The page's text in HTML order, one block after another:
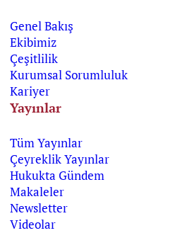
Genel Bakış
Ekibimiz
Çeşitlilik
Kurumsal Sorumluluk
Kariyer
Yayınlar
Tüm Yayınlar
Çeyreklik Yayınlar
Hukukta Gündem
Makaleler
Newsletter
Videolar